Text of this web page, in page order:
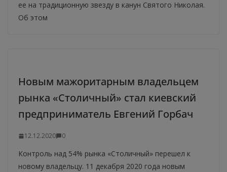
ее на традиционную звезду в канун Святого Николая.
Об этом
Новым мажоритарным владельцем
рынка «Столичный» стал киевский
предприниматель Евгений Горбач
12.12.2020 0
Контроль над 54% рынка «Столичный» перешел к
новому владельцу. 11 декабря 2020 года новым